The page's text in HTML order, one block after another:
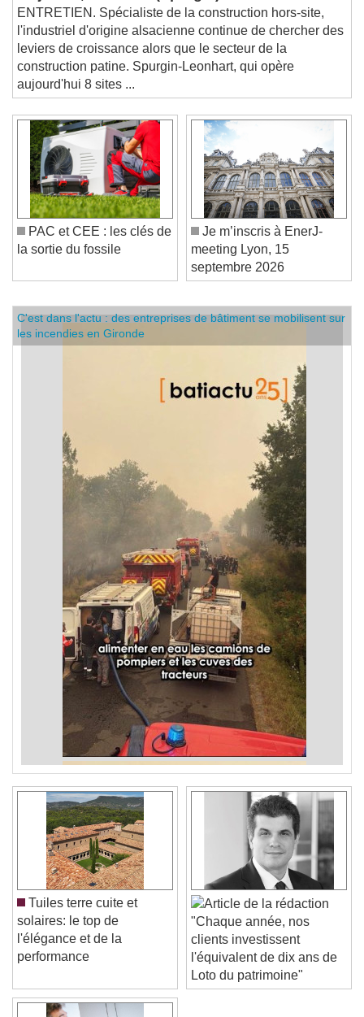
majeure", P.Bollard (Spurgin)
ENTRETIEN. Spécialiste de la construction hors-site,
l'industriel d'origine alsacienne continue de chercher des
leviers de croissance alors que le secteur de la
construction patine. Spurgin-Leonhart, qui opère
aujourd'hui 8 sites ...
PAC et CEE : les clés de
Je m’inscris à EnerJ-
meeting Lyon, 15
septembre 2026
C'est dans l'actu : des entreprises de bâtiment se mobilisent sur
les incendies en Gironde
Tuiles terre cuite et
solaires: le top de
l'élégance et de la
"Chaque année, nos
clients investissent
l'équivalent de dix ans de
Loto du patrimoine"